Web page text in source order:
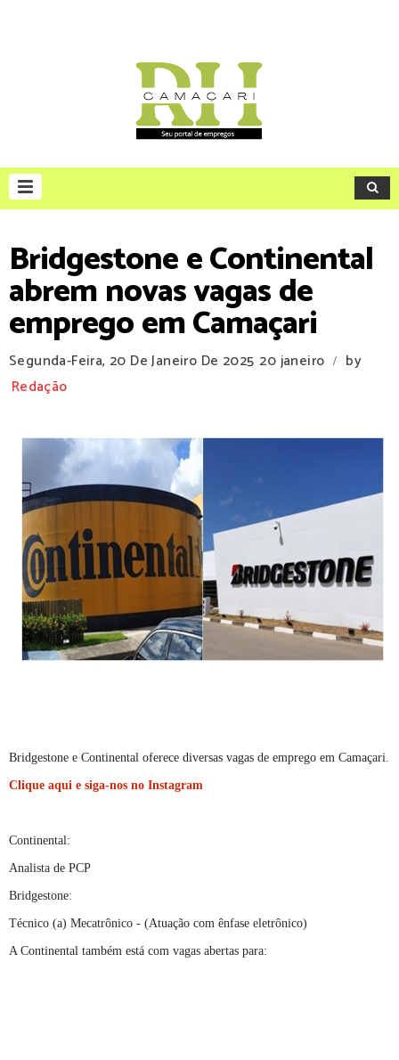
Bridgestone e Continental
abrem novas vagas de
emprego em Camaçari
Segunda-Feira, 20 De Janeiro De 2025 20 janeiro /
by
Redação
Bridgestone e Continental oferece diversas vagas de emprego em Camaçari.
Clique aqui e siga-nos no Instagram
Continental:
Analista de PCP
Bridgestone:
Técnico (a) Mecatrônico - (Atuação com ênfase eletrônico)
A Continental também está com vagas abertas para: